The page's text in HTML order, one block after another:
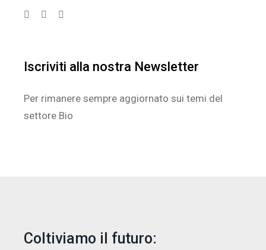
Iscriviti alla nostra Newsletter
Per rimanere sempre aggiornato sui temi del
settore Bio
Coltiviamo il futuro: